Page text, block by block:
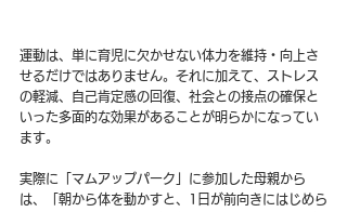
運動は、単に育児に欠かせない体力を維持・向上さ
せるだけではありません。それに加えて、ストレス
の軽減、自己肯定感の回復、社会との接点の確保と
いった多面的な効果があることが明らかになってい
ます。
実際に「マムアップパーク」に参加した母親から
は、「朝から体を動かすと、1日が前向きにはじめら